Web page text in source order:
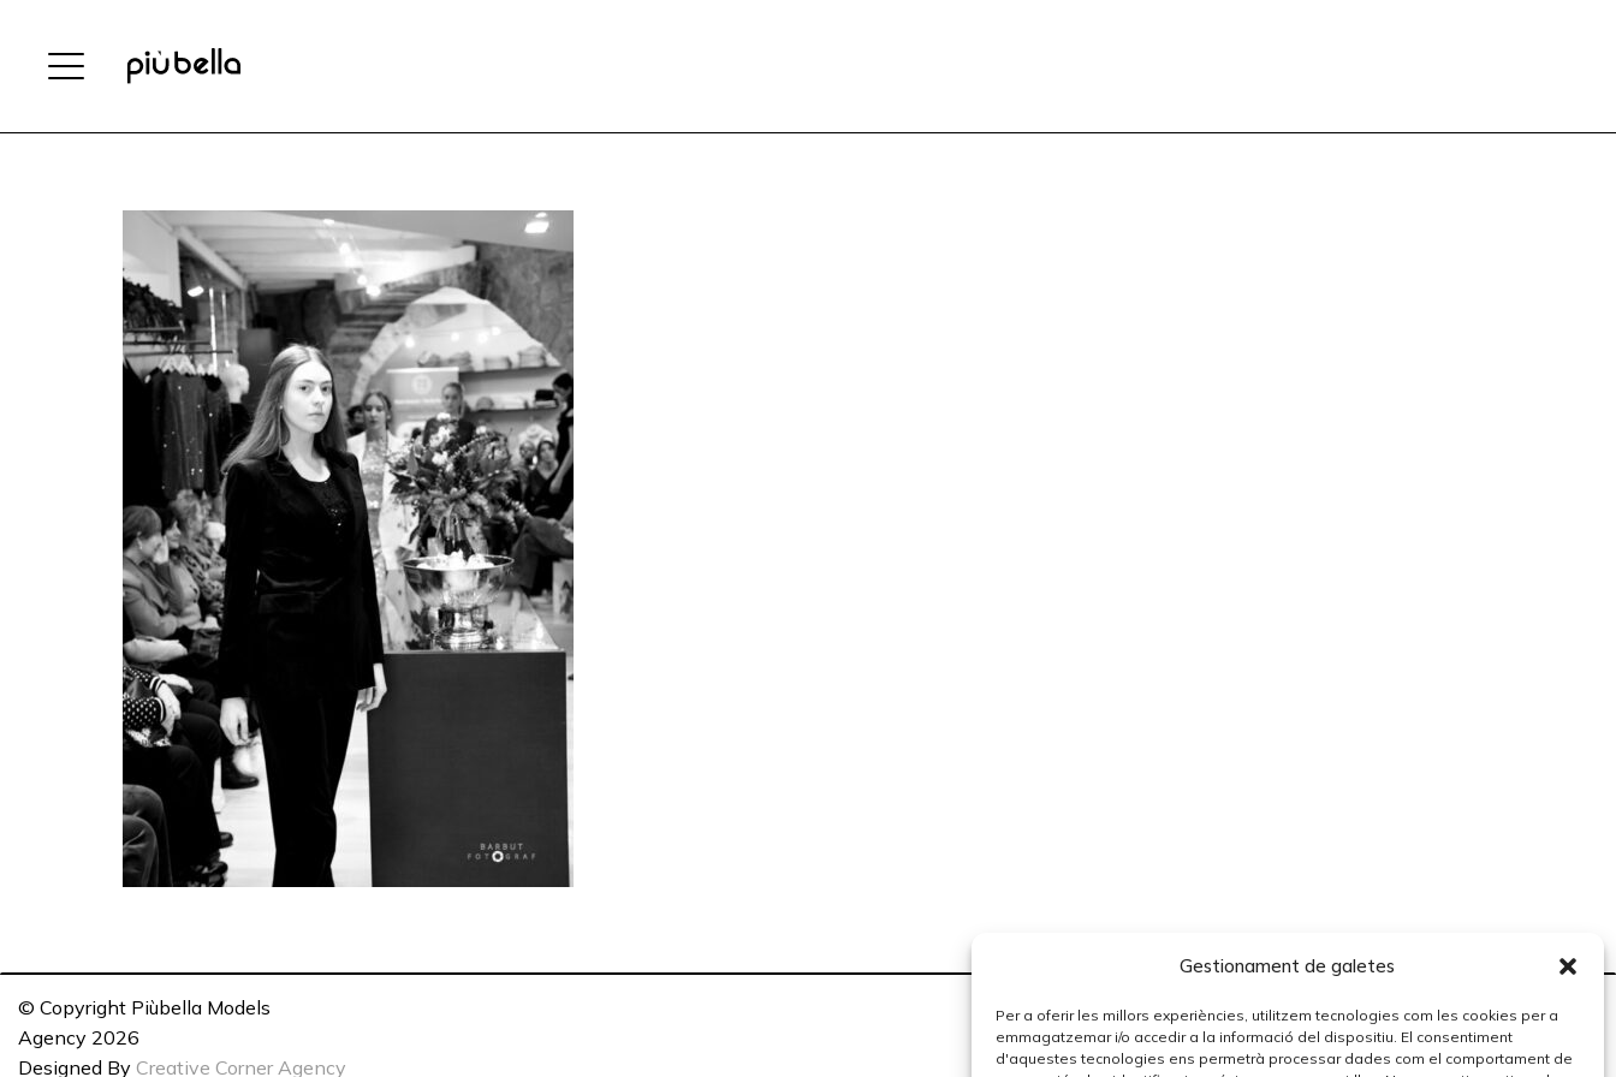
Gestionament de galetes
Per a oferir les millors experiències, utilitzem tecnologies com les cookies per a
emmagatzemar i/o accedir a la informació del dispositiu. El consentiment
d'aquestes tecnologies ens permetrà processar dades com el comportament de
© Copyright Piùbella Models
Agency 2026
Designed By Creative Corner Agency